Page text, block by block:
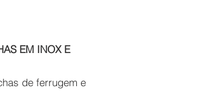
EM INOX E
de ferrugem e